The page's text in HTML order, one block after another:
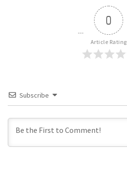
0
Article Rating
Subscribe